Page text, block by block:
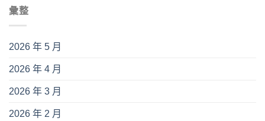
彙整
2026 年 5 月
2026 年 4 月
2026 年 3 月
2026 年 2 月